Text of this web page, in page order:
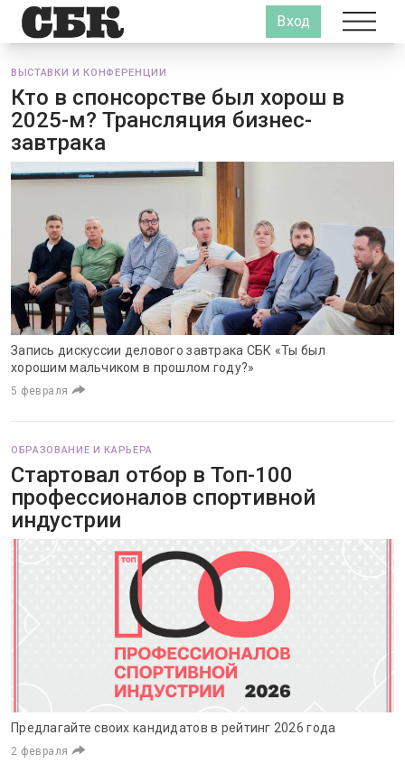
Вход
ВЫСТАВКИ И КОНФЕРЕНЦИИ
Кто в спонсорстве был хорош в
2025-м? Трансляция бизнес-
завтрака
Запись дискуссии делового завтрака СБК «Ты был
хорошим мальчиком в прошлом году?»
5 февраля
ОБРАЗОВАНИЕ И КАРЬЕРА
Стартовал отбор в Топ-100
профессионалов спортивной
индустрии
Предлагайте своих кандидатов в рейтинг 2026 года
2 февраля